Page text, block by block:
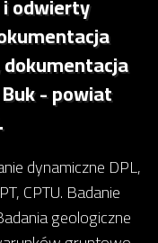
- powiat
dynamiczne DPL,
CPTU. Badanie
geologiczne